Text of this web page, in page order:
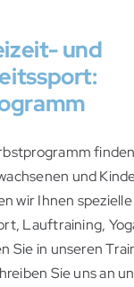
und
und
wir Ihnen
Lauftraining,
Sie in unseren
Sie uns an